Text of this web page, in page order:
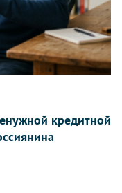
кредитной